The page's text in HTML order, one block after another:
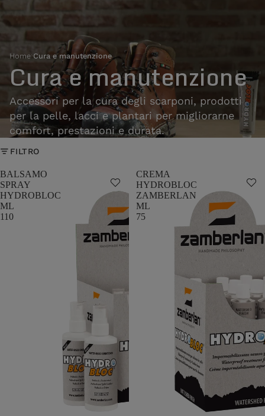
Home›Cura e manutenzione
Cura e manutenzione
Accessori per la cura degli scarponi, prodotti
per la pelle, lacci e plantari per migliorarne
comfort, prestazioni e durata.
FILTRO
BALSAMO
SPRAY
HYDROBLOC
ML
110
CREMA
HYDROBLOC
ZAMBERLAN
ML
75